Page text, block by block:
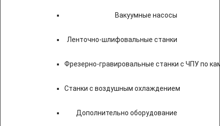
Вакуумные насосы
Ленточно-шлифовальные станки
Фрезерно-гравировальные станки с ЧПУ по
Станки с воздушным охлаждением
Дополнительно оборудование